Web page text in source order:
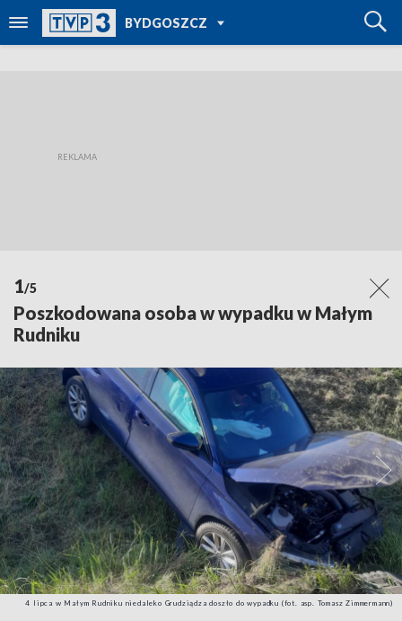
BYDGOSZCZ
TVP REGIONY
1/5
Poszkodowana osoba w wypadku w Małym
Rudniku
4 lipca w Małym Rudniku niedaleko Grudziądza doszło do wypadku (fot. asp. Tomasz Zimmermann)